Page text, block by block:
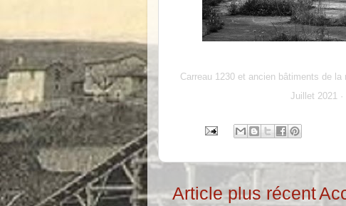
Carreau 1230 et ancien bâtiments de
Juillet 2021
Article plus récent